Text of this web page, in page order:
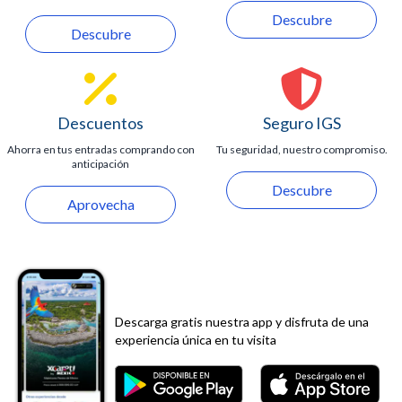
Descubre
Descubre
Descuentos
Ahorra en tus entradas comprando con
anticipación
Aprovecha
Seguro IGS
Tu seguridad, nuestro compromiso.
Descubre
Descarga gratis nuestra app y disfruta de una
experiencia única en tu visita